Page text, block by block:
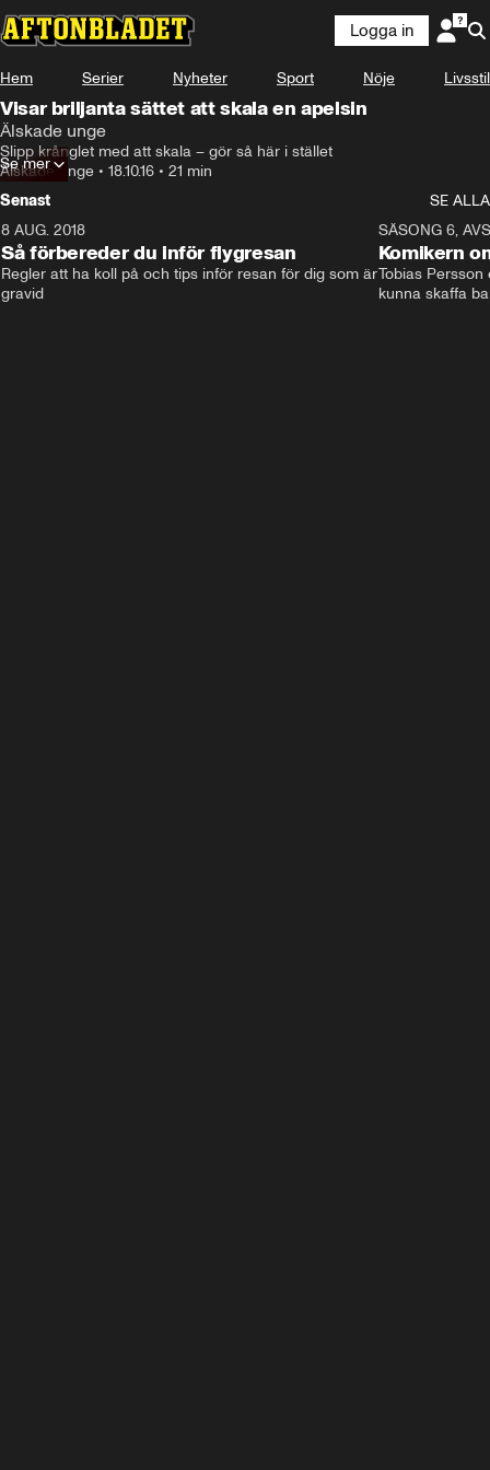
Logga in
Hem Serier Nyheter Sport Nöje Livsstil
Visar briljanta sättet att skala en apelsin
Älskade unge
Slipp krånglet med att skala – gör så här i stället
Älskade unge • 18.10.16 • 21 min
Se mer
Senast
SE ALLA
8 AUG. 2018
Så förbereder du inför flygresan
Regler att ha koll på och tips inför resan för dig som är
gravid
SÄSONG 6,
Komikern
Tobias
kunna skaffa